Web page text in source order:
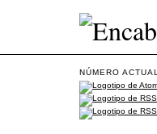
NÚMERO ACTUAL